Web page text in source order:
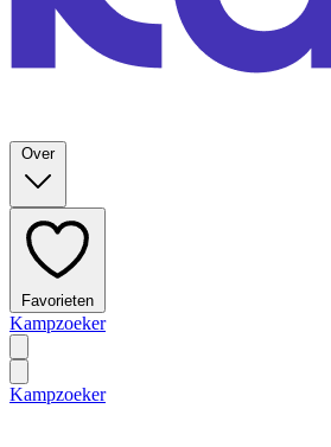
Over
Favorieten
Kampzoeker
Kampzoeker